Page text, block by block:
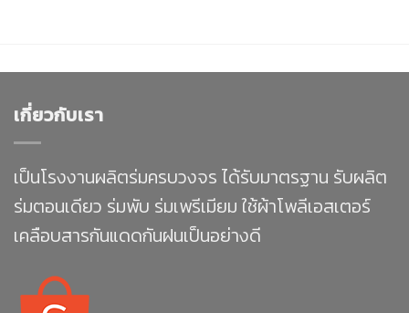
เกี่ยวกับเรา
เป็นโรงงานผลิตร่มครบวงจร ได้รับมาตรฐาน รับผลิต
ร่มตอนเดียว ร่มพับ ร่มเพรีเมียม ใช้ผ้าโพลีเอสเตอร์
เคลือบสารกันแดดกันฝนเป็นอย่างดี